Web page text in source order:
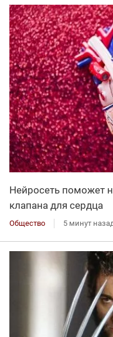
Нейросеть поможет
клапана для сердца
Общество 5 минут